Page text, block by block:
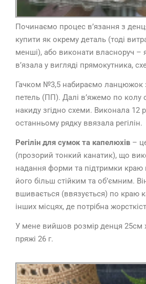
Починаємо процес в’язання з
купити як окрему деталь (тоді
менші), або виконати власноруч –
в’язала у вигляді прямокутника,
Гачком №3,5 набираємо ланцюжок
петель (ПП). Далі в’яжемо по колу
накиду згідно схеми. Виконала 12
останньому рядку ввязала регілін.
Регілін для сумок та капелюхів –
(прозорий тонкий канатик), що
надання форми та підтримки краю
його більш стійким та об’ємним.
вшивається (ввязується) по краю
інших місцях, де потрібна
У мене вийшов розмір денця 25см
пряжі 26 г.